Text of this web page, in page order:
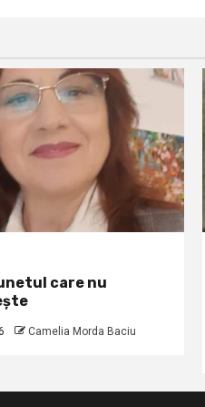
care nu
Camelia Morda Baciu